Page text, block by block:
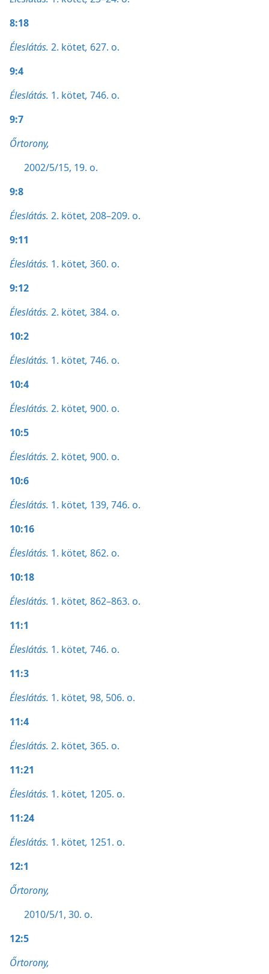
8:18
Éleslátás. 2. kötet, 627. o.
9:4
Éleslátás. 1. kötet, 746. o.
9:7
Őrtorony,
2002/5/15, 19. o.
9:8
Éleslátás. 2. kötet, 208–209. o.
9:11
Éleslátás. 1. kötet, 360. o.
9:12
Éleslátás. 2. kötet, 384. o.
10:2
Éleslátás. 1. kötet, 746. o.
10:4
Éleslátás. 2. kötet, 900. o.
10:5
Éleslátás. 2. kötet, 900. o.
10:6
Éleslátás. 1. kötet, 139, 746. o.
10:16
Éleslátás. 1. kötet, 862. o.
10:18
Éleslátás. 1. kötet, 862–863. o.
11:1
Éleslátás. 1. kötet, 746. o.
11:3
Éleslátás. 1. kötet, 98, 506. o.
11:4
Éleslátás. 2. kötet, 365. o.
11:21
Éleslátás. 1. kötet, 1205. o.
11:24
Éleslátás. 1. kötet, 1251. o.
12:1
Őrtorony,
2010/5/1, 30. o.
12:5
Őrtorony,